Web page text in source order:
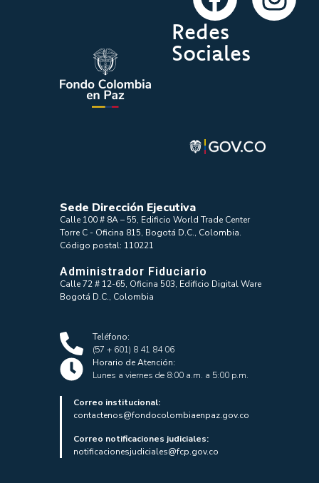
Redes
Sociales
Sede Dirección Ejecutiva
Calle 100 # 8A – 55, Edificio World Trade Center
Torre C - Oficina 815, Bogotá D.C., Colombia.
Código postal: 110221
Administrador Fiduciario
Calle 72 # 12-65, Oficina 503, Edificio Digital Ware
Bogotá D.C., Colombia
Teléfono:
(57 + 601) 8 41 84 06
Horario de Atención:
Lunes a viernes de 8:00 a.m. a 5:00 p.m.
Correo institucional:
contactenos@fondocolombiaenpaz.gov.co
Correo notificaciones judiciales:
notificacionesjudiciales@fcp.gov.co